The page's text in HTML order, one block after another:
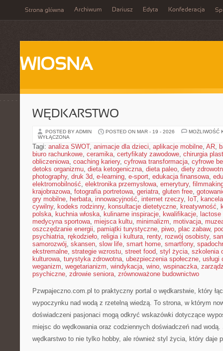
Strona główna Archiwum Dariusz Edyta Konfederacja
WIOSNA
WĘDKARSTWO
POSTED BY ADMIN POSTED ON MAR - 19 - 2026
MOŻLIWOŚĆ
WYŁĄCZONA
Tagi: analiza SWOT, animacje dla dzieci, aplikacje mobilne, AR,
biuro rachunkowe, ceramika, certyfikaty zawodowe, chirurgia
obliczeniowa, coaching kariery, cyfrowa transformacja, cyfrowe
detoks organizmu, dieta ketogeniczna, dieta paleo, diety
photography, druk 3d, e-learning, e-sport, edukacja finansowa,
elektromobilność, elektronika przemysłowa, emerytury,
krajobrazowa, fotografia portretowa, geriatra, gluten free,
gry mobilne, herbata, innowacyjność, internet rzeczy, IoT,
cywilny, kodeks rodzinny, konsultacje dietetyczne, kreatywność,
polska, kuchnia włoska, kulinarne inspiracje, kwalifikacje, lactose
medycyna sportowa, miejsca kultu, minimalizm, motivacja,
oszczędzanie energii, pamiątki turystyczne, piwo, plac zabaw,
psychiatria, rękodzieło, religia i kultura, renty, rozwój osobisty,
samorozwój, skansen, slow life, smart home, smartfony,
ekstremalne, strategie wzrostu, street food, styl życia, szkolenia
kulturowa, turystyka zdrowotna, ubezpieczenia społeczne, usługi
weganizm, wegetarianizm, windykacja, wino, wspinaczka,
psychiczne, zdrowie seniora, zrównoważone budownictwo
Pzwpajeczno.com.pl to praktyczny portal o wędkarstwie, który
wypoczynku nad wodą z rzetelną wiedzą. To strona, w którym
doświadczeni pasjonaci mogą odkryć wskazówki dotyczące
miejsc do wędkowania oraz codziennych doświadczeń nad
wędkarstwo to nie tylko hobby, ale również styl życia, który daje